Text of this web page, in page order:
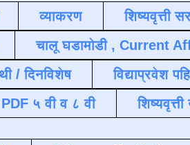
व्याकरण
शिष्यवृत्ती
चालू घडामोडी , Current
/ दिनविशेष
विद्याप्रवेश
PDF ५ वी व ८ वी